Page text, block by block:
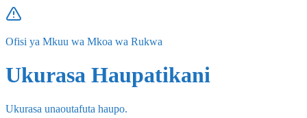
Ofisi ya Mkuu wa Mkoa wa Rukwa
Ukurasa Haupatikani
Ukurasa unaoutafuta haupo.